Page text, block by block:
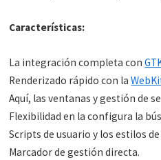
Características:
La integración completa con
Renderizado rápido con la
Aquí, las ventanas y gestión de
Flexibilidad en la configura la
Scripts de usuario y los estilos
Marcador de gestión directa.